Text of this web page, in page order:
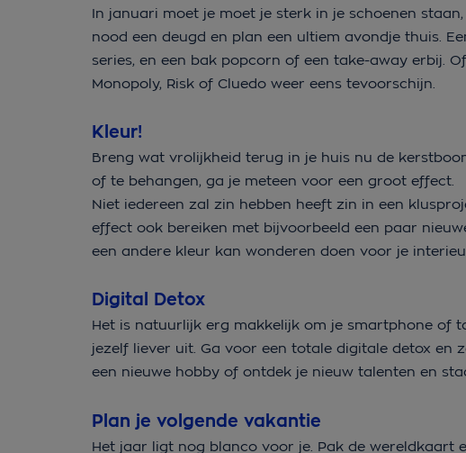
In januari moet je moet je sterk in je schoenen
nood een deugd en plan een ultiem avondje thuis.
series, en een bak popcorn of een take-away erbij.
Monopoly, Risk of Cluedo weer eens tevoorschijn.
Kleur!
Breng wat vrolijkheid terug in je huis nu de
of te behangen, ga je meteen voor een groot effect.
Niet iedereen zal zin hebben heeft zin in een
effect ook bereiken met bijvoorbeeld een paar
een andere kleur kan wonderen doen voor je
Digital Detox
Het is natuurlijk erg makkelijk om je smartphone of
jezelf liever uit. Ga voor een totale digitale detox en
een nieuwe hobby of ontdek je nieuw talenten en
Plan je volgende vakantie
Het jaar ligt nog blanco voor je. Pak de wereldkaart